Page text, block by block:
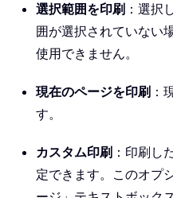
選択範囲を印刷 ：選択
囲が選択されていない
使用できません。
現在のページを印刷 ：
す。
カスタム印刷 ：印刷し
定できます。このオプ